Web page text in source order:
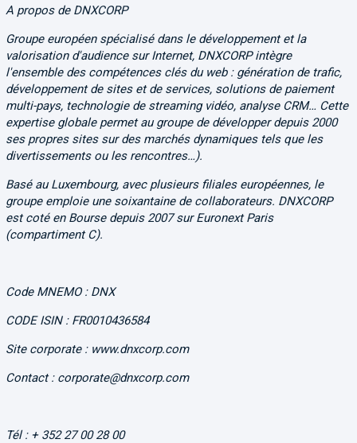
A propos de DNXCORP
Groupe européen spécialisé dans le développement et la
valorisation d'audience sur Internet, DNXCORP intègre
l'ensemble des compétences clés du web : génération de trafic,
développement de sites et de services, solutions de paiement
multi-pays, technologie de streaming vidéo, analyse CRM… Cette
expertise globale permet au groupe de développer depuis 2000
ses propres sites sur des marchés dynamiques tels que les
divertissements ou les rencontres…).
Basé au Luxembourg, avec plusieurs filiales européennes, le
groupe emploie une soixantaine de collaborateurs. DNXCORP
est coté en Bourse depuis 2007 sur Euronext Paris
(compartiment C).
Code MNEMO : DNX
CODE ISIN : FR0010436584
Site corporate : www.dnxcorp.com
Contact : corporate@dnxcorp.com
Tél : + 352 27 00 28 00